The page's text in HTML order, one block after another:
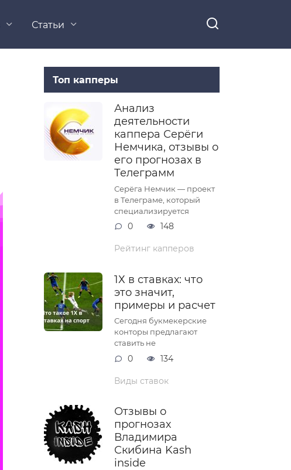
Статьи
Топ капперы
Анализ
деятельности
каппера Серёги
Немчика, отзывы о
его прогнозах в
Телеграмм
Серёга Немчик — проект
в Телеграме, который
специализируется
0 148
Рейтинг капперов
1Х в ставках: что
это значит,
примеры и расчет
Сегодня букмекерские
конторы предлагают
ставить не
0 134
Виды ставок
Отзывы о
прогнозах
Владимира
Скибина Kash
inside